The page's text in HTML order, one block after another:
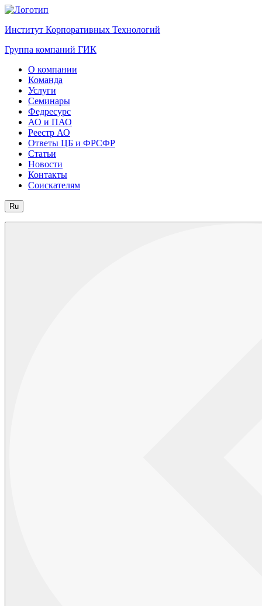
Институт Корпоративных Технологий
Группа компаний ГИК
О компании
Команда
Услуги
Семинары
Федресурс
АО и ПАО
Реестр АО
Ответы ЦБ и ФРСФР
Статьи
Новости
Контакты
Соискателям
Ru